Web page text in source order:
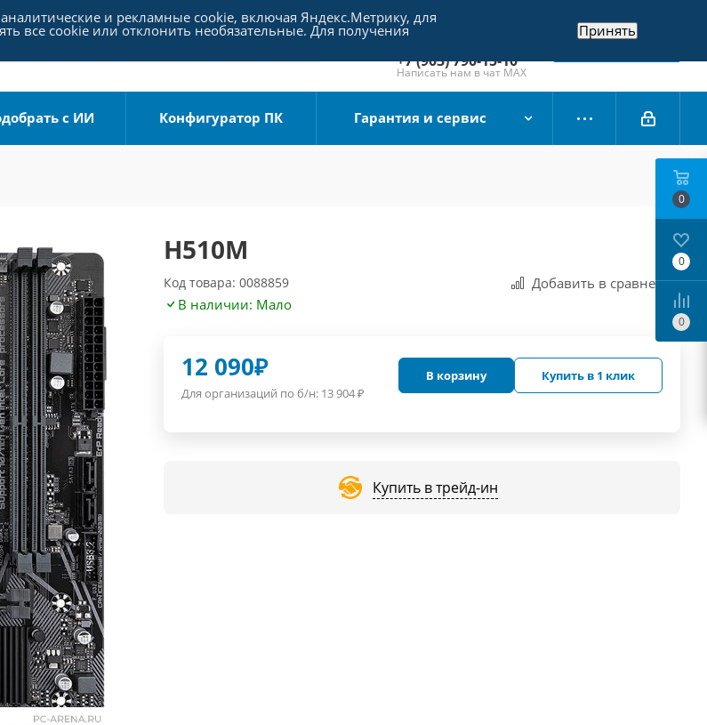
+7 (495) 790-15-10
Отдел продаж
+7 (903) 790-15-10
Написать нам в чат MAX
Заказать звонок
с ИИ Конфигуратор ПК Гарантия и сервис
H510M
Код товара: 0088859
Добавить в сравнения
В наличии: Мало
12 090₽
Для организаций по б/н: 13 904₽
В корзину Купить в 1 клик
Купить в трейд-ин
0
0
0
и рекламные cookie, включая Яндекс.Метрику, для
все cookie или отклонить необязательные. Для получения Принять